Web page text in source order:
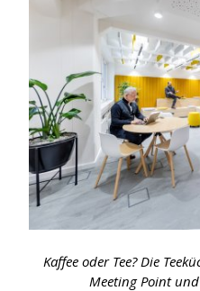
Kaffee oder Tee? Die
Meeting Point